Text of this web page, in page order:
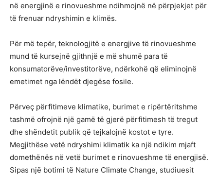
në energjinë e rinovueshme ndihmojnë në përpjekjet për
të frenuar ndryshimin e klimës.
Për më tepër, teknologjitë e energjive të rinovueshme
mund të kursejnë gjithnjë e më shumë para të
konsumatorëve/investitorëve, ndërkohë që eliminojnë
emetimet nga lëndët djegëse fosile.
Përveç përfitimeve klimatike, burimet e ripërtëritshme
tashmë ofrojnë një gamë të gjerë përfitimesh të tregut
dhe shëndetit publik që tejkalojnë kostot e tyre.
Megjithëse vetë ndryshimi klimatik ka një ndikim mjaft
domethënës në vetë burimet e rinovueshme të energjisë.
Sipas një botimi të Nature Climate Change, studiuesit